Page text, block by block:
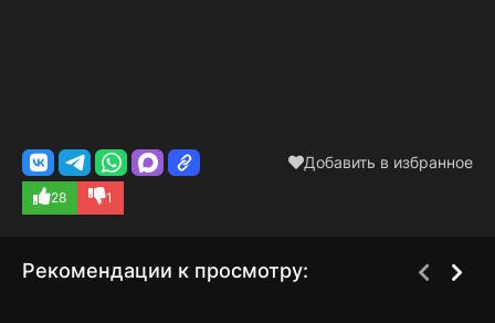
Добавить в избранное
28 1
Рекомендации к просмотру: